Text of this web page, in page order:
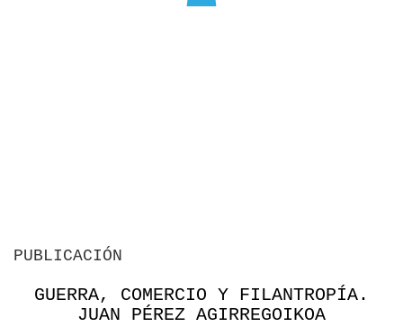
PUBLICACIÓN
GUERRA, COMERCIO Y FILANTROPÍA.
JUAN PÉREZ AGIRREGOIKOA